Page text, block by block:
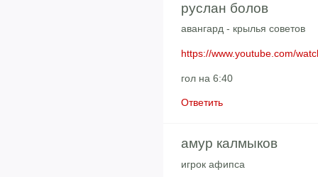
руслан болов
авангард - крылья советов
https://www.youtube.com/
гол на 6:40
Ответить
амур калмыков
игрок афипса